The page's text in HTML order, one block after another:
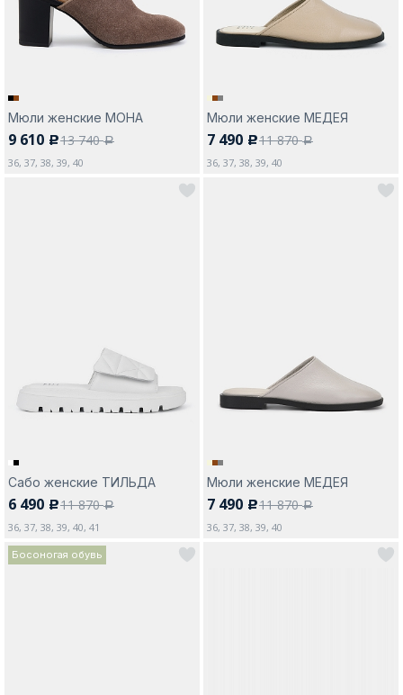
Мюли женские МОНА
9 610 c13 740a
36, 37, 38, 39, 40
Мюли женские МЕДЕЯ
7 490 c11 870a
36, 37, 38, 39, 40
Сабо женские ТИЛЬДА
6 490 c11 870a
36, 37, 38, 39, 40, 41
Мюли женские МЕДЕЯ
7 490 c11 870a
36, 37, 38, 39, 40
Босоногая обувь